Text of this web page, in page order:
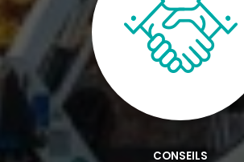
CONSEILS